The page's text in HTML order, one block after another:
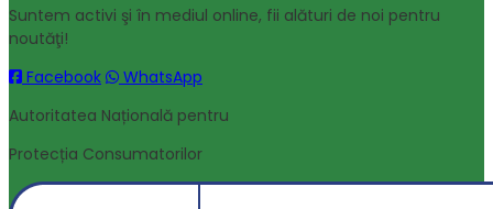
Suntem activi şi în mediul online, fii alături de noi pentru
noutăţi!
Facebook
WhatsApp
Autoritatea Națională pentru
Protecția Consumatorilor